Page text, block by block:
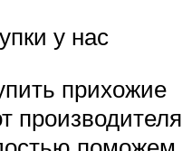
у нас
прихожие
производителя